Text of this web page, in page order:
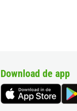
Download de app